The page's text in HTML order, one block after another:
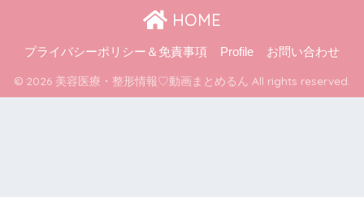
HOME
プライバシーポリシー＆免責事項 Profile お問い合わせ
© 2026 美容医療・整形情報♡動画まとめるん All rights reserved.